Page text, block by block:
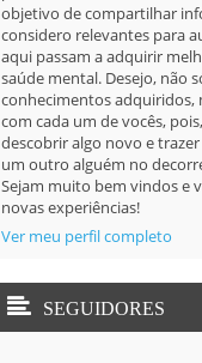
objetivo de compartilhar
considero relevantes para
aqui passam a adquirir
saúde mental. Desejo, não
conhecimentos adquiridos,
com cada um de vocês,
descobrir algo novo e
um outro alguém no
Sejam muito bem vindos e
novas experiências!
Ver meu perfil completo
SEGUIDORES